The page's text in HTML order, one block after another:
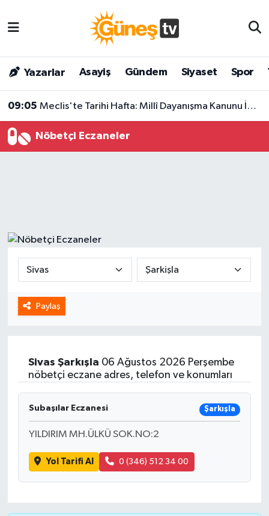
Yazarlar Asayiş Gündem Siyaset Spor
09:05 Meclis'te Tarihi Hafta: Millî Dayanışma Kanunu İçin Rakam Verildi!
Nöbetçi Eczaneler
Paylaş
Sivas Şarkışla 06 Ağustos 2026 Perşembe
nöbetçi eczane adres, telefon ve konumları
Subaşılar Eczanesi Şarkışla
YILDIRIM MH.ÜLKÜ SOK.NO:2
Yol Tarifi Al 0 (346) 512 34 00
Bilim & Teknoloji
Dünya
Eğitim
Siyaset
Malatya Nöbetçi Eczaneler
Malatya Hava Durumu
Malatya Namaz Vakitleri
Malatya Trafik Yoğunluk Haritası
Haber Arşivi